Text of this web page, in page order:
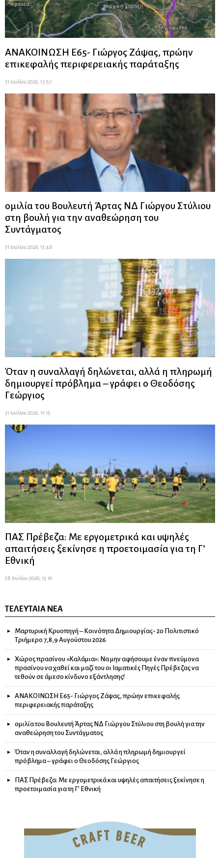
ΑΝΑΚΟΙΝΩΣΗ Ε65- Γιώργος Ζάψας, πρώην
επικεφαλής περιφερειακής παράταξης
31 Ιουλίου 2026, 17:57
ομιλία του Βουλευτή Άρτας ΝΔ Γιώργου Στύλιου
στη βουλή για την αναθεώρηση του
Συντάγματος
31 Ιουλίου 2026, 13:48
Όταν η συναλλαγή δηλώνεται, αλλά η πληρωμή
δημιουργεί πρόβλημα – γράφει ο Θεοδόσης
Γεώργιος
31 Ιουλίου 2026, 11:15
ΠΑΣ Πρέβεζα: Με εργομετρικά και υψηλές
απαιτήσεις ξεκίνησε η προετοιμασία για τη Γ’
Εθνική
28 Ιουλίου 2026, 13:10
ΤΕΛΕΥΤΑΊΑ ΝΈΑ
Μαρτυρική Κρυοπηγή – Κοινότητα Δημιουργίας- 2ο Πολιτιστικό
Τριήμερο 7,8,9 Αυγούστου 2026
Χώρος πρασίνου «Καλάμια»: Να μην αφήσουμε έναν πνεύμονα
πρασίνου να χαθεί και μαζί του οι Ιαματικές Πηγές Πρέβεζας να
τεθούν σε άμεσο κίνδυνο εξάντλησης!
ΑΝΑΚΟΙΝΩΣΗ Ε65- Γιώργος Ζάψας, πρώην επικεφαλής
περιφερειακής παράταξης
ομιλία του Βουλευτή Άρτας ΝΔ Γιώργου Στύλιου στη βουλή για την
αναθεώρηση του Συντάγματος
Όταν η συναλλαγή δηλώνεται, αλλά η πληρωμή δημιουργεί
πρόβλημα – γράφει ο Θεοδόσης Γεώργιος
ΠΑΣ Πρέβεζα: Με εργομετρικά και υψηλές απαιτήσεις ξεκίνησε η
προετοιμασία για τη Γ’ Εθνική